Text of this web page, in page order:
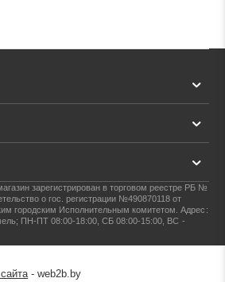
зарегистрирован в торговом реестре РБ №
о гос. регистрации №490870118 от
городским Исполнительным комитетом.Адрес:
ПН-ПТ 08:00-18:00, СБ 08:00-15:00, ВС -
- web2b.by